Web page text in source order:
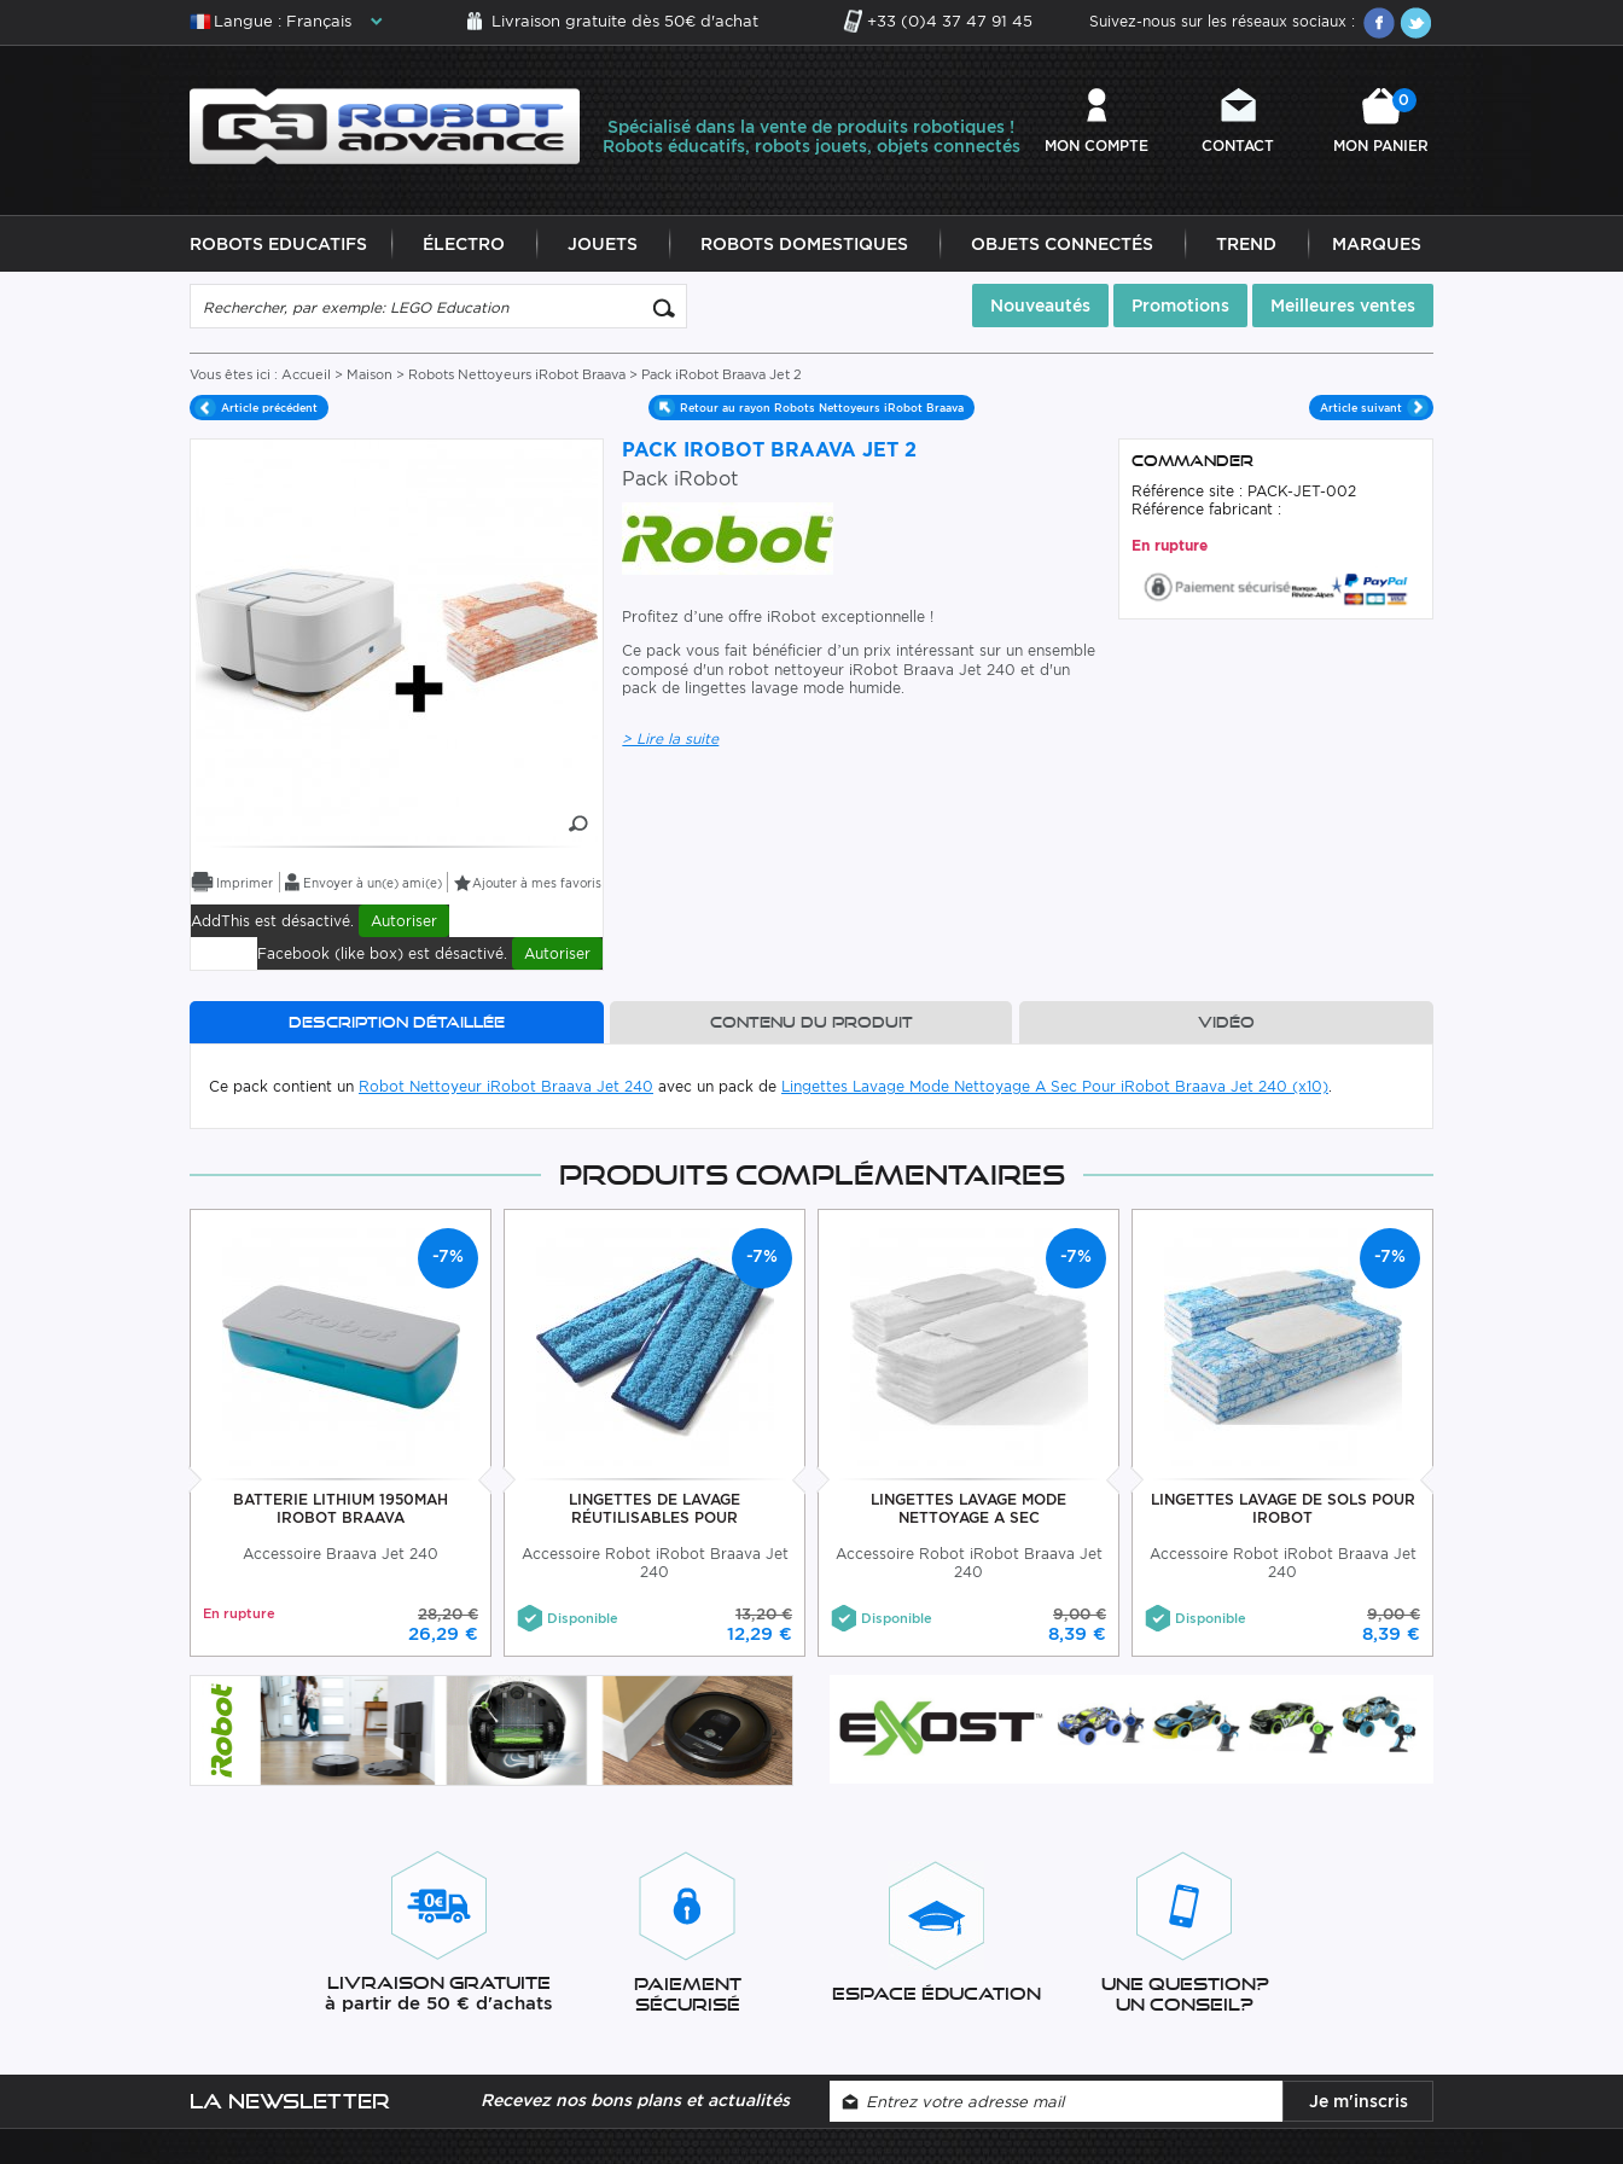
Langue : Français Livraison gratuite dès 50€ d'achat +33 (0)4 37 47 91 45 Suivez-nous sur les réseaux sociaux :
Spécialisé dans la vente de produits robotiques !
Robots éducatifs, robots jouets, objets connectés
MON COMPTE CONTACT MON PANIER
0
ROBOTS EDUCATIFS ÉLECTRO JOUETS ROBOTS DOMESTIQUES OBJETS CONNECTÉS TREND MARQUES
Nouveautés Promotions Meilleures ventes
Vous êtes ici : Accueil > Maison > Robots Nettoyeurs iRobot Braava > Pack iRobot Braava Jet 2
Article précédent Retour au rayon Robots Nettoyeurs iRobot Braava Article suivant
Envoyer à un(e) ami(e) Ajouter à mes favoris
AddThis est désactivé.
Autoriser
Facebook (like box) est désactivé.
Autoriser
PACK IROBOT BRAAVA JET 2
Pack iRobot
Profitez d’une offre iRobot exceptionnelle !
Ce pack vous fait bénéficier d’un prix intéressant sur un ensemble
composé d'un robot nettoyeur iRobot Braava Jet 240 et d'un
pack de lingettes lavage mode humide.
> Lire la suite
Commander
Référence site : PACK-JET-002
Référence fabricant :
En rupture
Description détaillée Contenu du produit Vidéo
Ce pack contient un Robot Nettoyeur iRobot Braava Jet 240 avec un pack de Lingettes Lavage Mode Nettoyage A Sec Pour iRobot Braava Jet 240 (x10).
Produits complémentaires
-7%
BATTERIE LITHIUM 1950MAH
IROBOT BRAAVA
Accessoire Braava Jet 240
En rupture 28,20 €
26,29 €
-7%
LINGETTES DE LAVAGE
RÉUTILISABLES POUR
Accessoire Robot iRobot Braava Jet
240
Disponible 13,20 €
12,29 €
-7%
LINGETTES LAVAGE MODE
NETTOYAGE A SEC
Accessoire Robot iRobot Braava Jet
240
Disponible 9,00 €
8,39 €
-7%
LINGETTES LAVAGE DE SOLS POUR
IROBOT
Accessoire Robot iRobot Braava Jet
240
Disponible 9,00 €
8,39 €
Livraison gratuite
à partir de 50 € d'achats
Paiement
sécurisé
Espace éducation
Une question?
Un conseil?
La newsletter Recevez nos bons plans et actualités